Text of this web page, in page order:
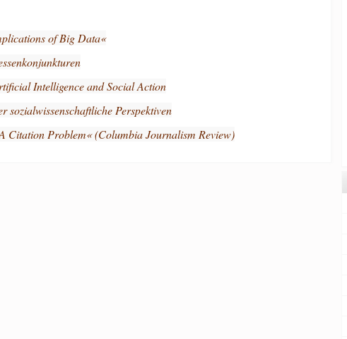
of Big Data«
Intelligence and Social Action
sozialwissenschaftliche Perspektiven
Citation Problem« (Columbia Journalism Review)